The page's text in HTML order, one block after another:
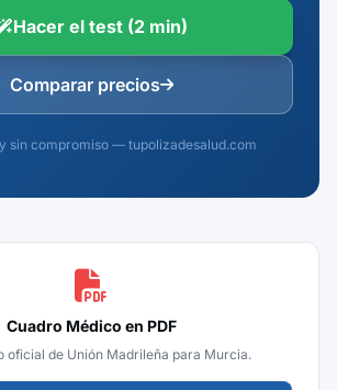
Hacer el test (2 min)
Comparar precios
sin compromiso — tupolizadesalud.com
Cuadro Médico en PDF
oficial de Unión Madrileña para Murcia.